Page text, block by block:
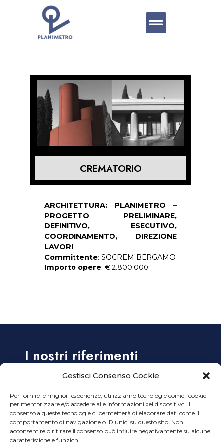
Gestisci Consenso Cookie
Per fornire le migliori esperienze, utilizziamo tecnologie come i cookie
per memorizzare e/o accedere alle informazioni del dispositivo. Il
consenso a queste tecnologie ci permetterà di elaborare dati come il
comportamento di navigazione o ID unici su questo sito. Non
acconsentire o ritirare il consenso può influire negativamente su alcune
caratteristiche e funzioni.
CREMATORIO
ARCHITETTURA: PLANIMETRO –
PROGETTO PRELIMINARE,
DEFINITIVO, ESECUTIVO,
COORDINAMENTO, DIREZIONE
LAVORI
Committente: SOCREM BERGAMO
Importo opere: € 2.800.000
I nostri riferimenti
Alzaia Naviglio Grande, 38 – 20144 Milano
Tel. +39 02 45499914
Tel. +39 02 45499915
Email:info@ planimetro.it